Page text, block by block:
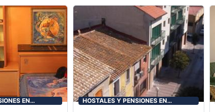
EN
HOSTALES Y PENSIONES EN